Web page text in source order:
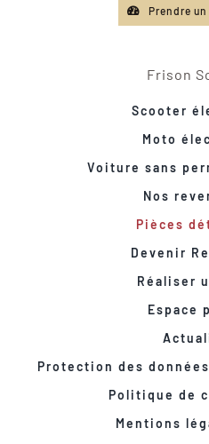
Prendre un
Frison
Scooter
Moto
Voiture sans
Nos
Pièces
Devenir
Réaliser
Espace
Protection des
Politique de
Mentions